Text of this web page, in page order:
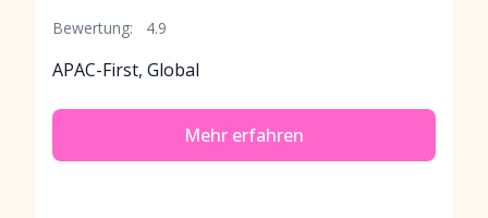
Bewertung:
4.9
APAC-First, Global
Mehr erfahren